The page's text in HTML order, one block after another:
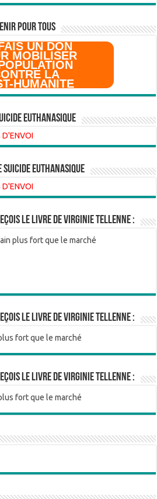
pour Tous
UN DON
MOBILISER
LA
HUMANITE
euthanasique
D'ENVOI
euthanasique
D'ENVOI
le livre de Virginie Tellenne :
le livre de Virginie Tellenne :
le livre de Virginie Tellenne :